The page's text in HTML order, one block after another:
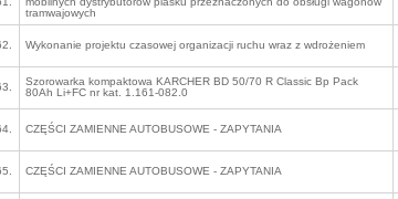
tramwajowych
Wykonanie projektu czasowej organizacji ruchu wraz z wdrożeniem
Szorowarka kompaktowa KARCHER BD 50/70 R Classic Bp Pack
80Ah Li+FC nr kat. 1.161-082.0
CZĘŚCI ZAMIENNE AUTOBUSOWE - ZAPYTANIA
CZĘŚCI ZAMIENNE AUTOBUSOWE - ZAPYTANIA